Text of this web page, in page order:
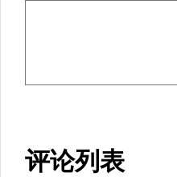
评论列表